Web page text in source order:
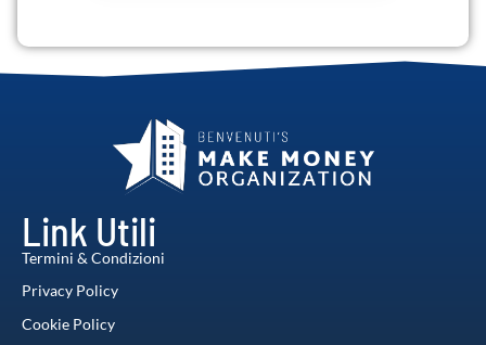
Link Utili
Termini & Condizioni
Privacy Policy
Cookie Policy